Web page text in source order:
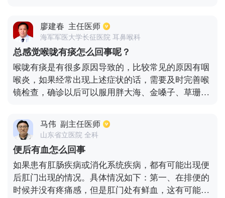
需要做相应的检查，通过相应的检查，不仅可以知道
尿液里面有没有红细胞或者白细胞，还可以得知是否
有炎症。确定相应病因之后就会对症治疗，假如是因
为尿路感染导致的小便很黄很浑浊骚味大，真会开一
些抗生素药物来治疗。对于患者而言，应该适量运
动，多喝水，多排尿，以便身体快速康复。
廖建春 主任医师
海军军医大学长征医院 耳鼻喉科
总感觉喉咙有痰怎么回事呢？
喉咙有痰是有很多原因导致的，比较常见的原因有咽
喉炎，如果经常出现上述症状的话，需要及时完善喉
镜检查，确诊以后可以服用胖大海、金嗓子、草珊瑚
息，避免接触辛辣刺激性的和油腻咸的食物。上面的
不良饮食习惯都可以导致症状加重。还需要完善血常
规及痰培养检查，如果有合并着病原体感染的话，还
需要予以抗感染治疗，如果是细菌感染的话，需要用
头孢、青霉素等药物；如果是非典型致病菌感染，可
以予以大环内酯类的抗生素，常见的药物有红霉素、
阿奇霉素等，还有喹诺酮类的药物，常见的有左氧氟
马伟 副主任医师
山东省立医院 全科
便后有血怎么回事
如果患有肛肠疾病或消化系统疾病，都有可能出现便
后肛门出现的情况。具体情况如下：第一、在排便的
时候并没有疼痛感，但是肛门处有鲜血，这有可能是